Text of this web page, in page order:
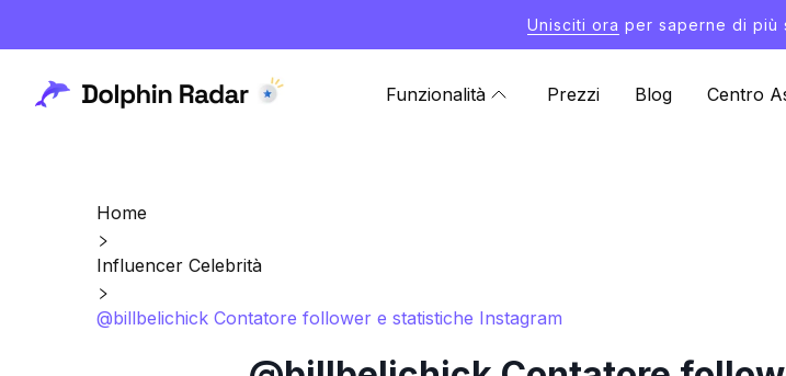
Unisciti ora per saperne di più
Funzionalità Prezzi Blog Centro
Home
Influencer Celebrità
@billbelichick Contatore follower e statistiche Instagram